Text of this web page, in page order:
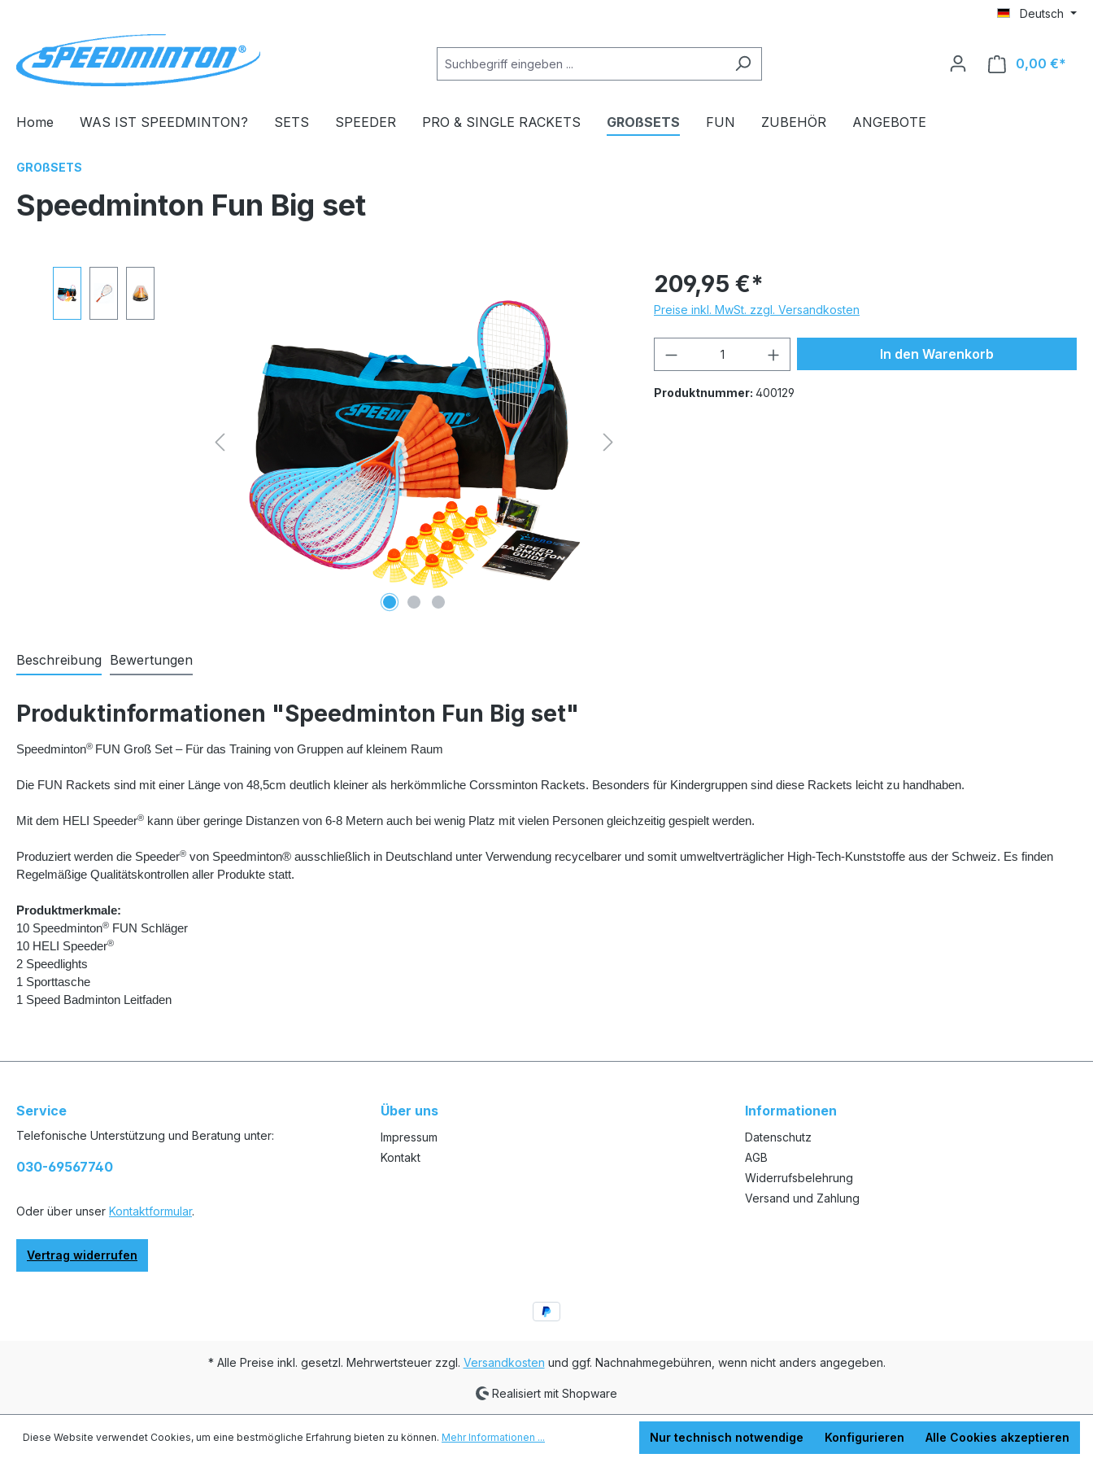
Deutsch
0,00 €*
Home WAS IST SPEEDMINTON? SETS SPEEDER PRO & SINGLE RACKETS GROßSETS FUN ZUBEHÖR ANGEBOTE
GROßSETS
Speedminton Fun Big set
209,95 €*
Preise inkl. MwSt. zzgl. Versandkosten
Produkt Anzahl: Gib den gewünschten Wert
In den Warenkorb
Produktnummer: 400129
Beschreibung Bewertungen
Produktinformationen "Speedminton Fun Big set"
Speedminton® FUN Groß Set – Für das Training von Gruppen auf kleinem Raum
Die FUN Rackets sind mit einer Länge von 48,5cm deutlich kleiner als herkömmliche Corssminton Rackets. Besonders für Kindergruppen sind diese Rackets leicht zu handhaben.
Mit dem HELI Speeder® kann über geringe Distanzen von 6-8 Metern auch bei wenig Platz mit vielen Personen gleichzeitig gespielt werden.
Produziert werden die Speeder® von Speedminton® ausschließlich in Deutschland unter Verwendung recycelbarer und somit umweltverträglicher High-Tech-Kunststoffe aus der Schweiz. Es finden
Regelmäßige Qualitätskontrollen aller Produkte statt.
Produktmerkmale:
10 Speedminton® FUN Schläger
10 HELI Speeder®
2 Speedlights
1 Sporttasche
1 Speed Badminton Leitfaden
Service
Telefonische Unterstützung und Beratung unter:
030-69567740
Oder über unser Kontaktformular.
Vertrag widerrufen
Über uns
Impressum
Kontakt
Informationen
Datenschutz
AGB
Widerrufsbelehrung
Versand und Zahlung
* Alle Preise inkl. gesetzl. Mehrwertsteuer zzgl. Versandkosten und ggf. Nachnahmegebühren, wenn nicht anders angegeben.
Realisiert mit Shopware
Diese Website verwendet Cookies, um eine bestmögliche Erfahrung bieten zu können. Mehr Informationen ... Nur technisch notwendige Konfigurieren Alle Cookies akzeptieren